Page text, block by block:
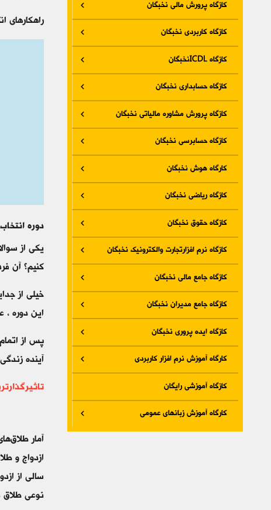
کازگاه پرورش مالی نخبگان
کازگاه کاربردی نخبگان
کازگاه ICDLنخبگان
کازگاه حسابداری نخبگان
کازگاه پرورش مشاوره مالیاتی نخبگان
کازگاه حسابرسی نخبگان
کارگاه هوش نخبگان
کازگاه ریاضی نخبگان
کازگاه حقوق نخبگان
کازگاه نرم افزارتجارت والکترونیک نخبگان
کازگاه جامع مالی نخبگان
کازگاه جامع مدیران نخبگان
کازگاه ایده پروری نخبگان
کارگاه آموزش نرم افزار کاربردی
کازگاه آموزشی رایگان
کارگاه آموزش زبانهای عمومی
دوره
یکی از
کنیم؟ آن
خیلی از
این دوره
پس از
آینده
آمار
ازدواج و
سالی از
نوعی طلاق